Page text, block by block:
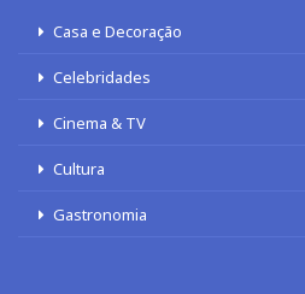
Casa e Decoração
Celebridades
Cinema & TV
Cultura
Gastronomia